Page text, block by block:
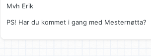
Mvh Erik
PS! Har du kommet i gang med Mesternøtta?